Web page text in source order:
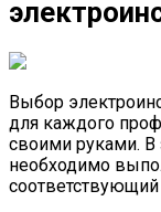
Выбор
для каждого
своими руками. В
необходимо
соответствующий